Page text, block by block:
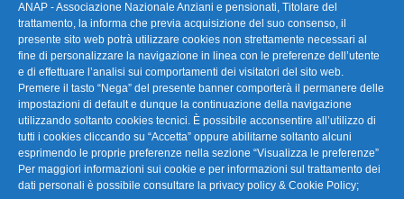
ANAP - Associazione Nazionale Anziani e pensionati, Titolare del
trattamento, la informa che previa acquisizione del suo consenso, il
presente sito web potrà utilizzare cookies non strettamente necessari al
fine di personalizzare la navigazione in linea con le preferenze dell’utente
e di effettuare l’analisi sui comportamenti dei visitatori del sito web.
Premere il tasto “Nega” del presente banner comporterà il permanere delle
impostazioni di default e dunque la continuazione della navigazione
utilizzando soltanto cookies tecnici. È possibile acconsentire all’utilizzo di
tutti i cookies cliccando su “Accetta” oppure abilitarne soltanto alcuni
esprimendo le proprie preferenze nella sezione “Visualizza le preferenze”
Per maggiori informazioni sui cookie e per informazioni sul trattamento dei
dati personali è possibile consultare la privacy policy & Cookie Policy;
FAQ – Domande Frequenti
La nostra Newsletter
Link Utili
TG Confartigianato
Privacy & Cookie Policy